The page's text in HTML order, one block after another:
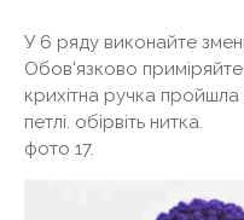
У 6 ряду виконайте
Обов'язково
крихітна ручка пройшла
петлі. обірвіть нитка.
фото 17.